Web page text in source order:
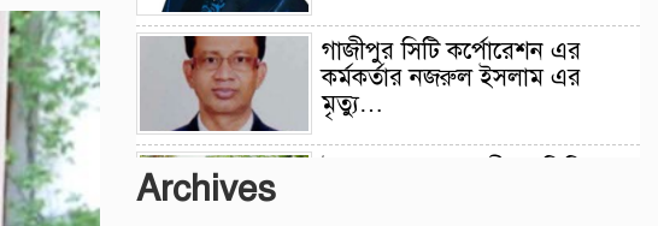
গাজীপুর সিটি কর্পোরেশন এর
কর্মকর্তার নজরুল ইসলাম এর
মৃত্যু…
Archives